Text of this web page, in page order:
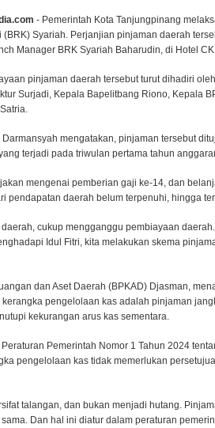
- Pemerintah Kota Tanjungpinang
Syariah. Perjanjian pinjaman daerah
Manager BRK Syariah Baharudin, di Hotel
pinjaman daerah tersebut turut dihadiri
Surjadi, Kepala Bapelitbang Riono, Kepala
mengatakan, pinjaman tersebut
terjadi pada triwulan pertama tahun
mengenai pemberian gaji ke-14, dan
pendapatan daerah belum terpenuhi, hingga
cukup mengganggu pembiayaan
Idul Fitri, kita melakukan skema
dan Aset Daerah (BPKAD) Djasman,
pengelolaan kas adalah pinjaman
kekurangan arus kas sementara.
Pemerintah Nomor 1 Tahun 2024
pengelolaan kas tidak memerlukan
talangan, dan bukan menjadi hutang.
Dan hal ini diatur dalam peraturan